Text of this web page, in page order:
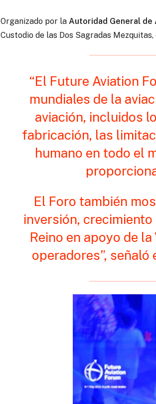
Organizado por la Autoridad General de
Custodio de las Dos Sagradas
“El Future Aviation
mundiales de la
aviación, incluidos
fabricación, las
humano en todo el
El Foro también
inversión,
Reino en apoyo de
operadores”, señaló